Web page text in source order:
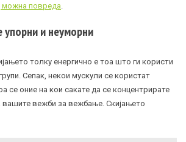
можна повреда
и неуморни
толку енергично е тоа што ги користи
Сепак, некои мускули се користат
се оние на кои сакате да се концентрирате
вашите вежби за вежбање. Скијањето